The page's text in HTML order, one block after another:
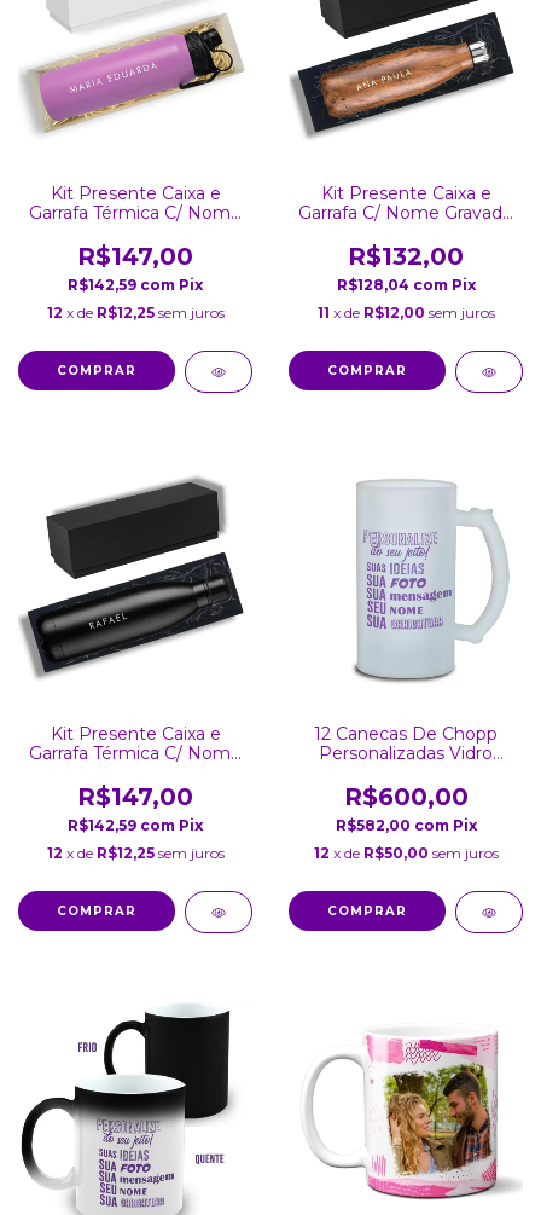
Kit Presente Caixa e
Garrafa Térmica C/ Nome
Parede Dupla Tampa
800Ml
R$147,00
R$142,59 com Pix
12 x de R$12,25 sem juros
Kit Presente Caixa e
Garrafa C/ Nome Gravado
R$132,00
R$128,04 com Pix
11 x de R$12,00 sem juros
Kit Presente Caixa e
Garrafa Térmica C/ Nome
Ml
R$147,00
R$142,59 com Pix
12 x de R$12,25 sem juros
12 Canecas De Chopp
Personalizadas Vidro
R$600,00
R$582,00 com Pix
12 x de R$50,00 sem juros